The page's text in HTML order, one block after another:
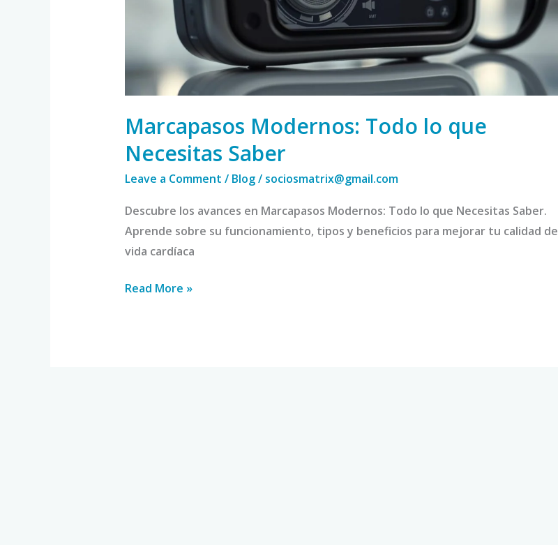
Marcapasos Modernos: Todo lo que
Necesitas Saber
Leave a Comment / Blog/ sociosmatrix@gmail.com
Descubre los avances en Marcapasos Modernos: Todo lo que Necesitas Saber.
Aprende sobre su funcionamiento, tipos y beneficios para mejorar tu calidad de
vida cardíaca
Read More »